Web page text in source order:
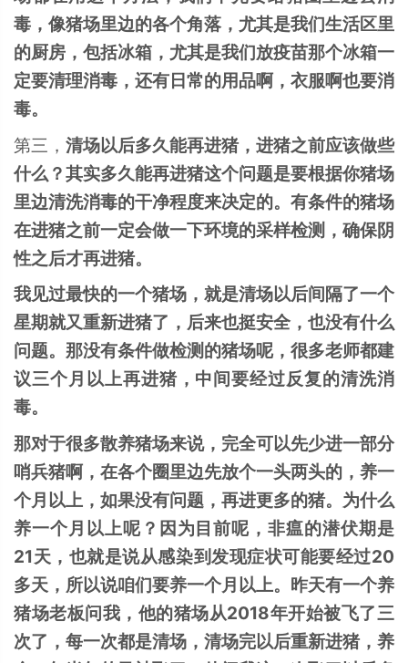
毒，像猪场里边的各个角落，尤其是我们生活区里
的厨房，包括冰箱，尤其是我们放疫苗那个冰箱一
定要清理消毒，还有日常的用品啊，衣服啊也要消
毒。
第三， 清场以后多久能再进猪，进猪之前应该做些
什么？其实多久能再进猪这个问题是要根据你猪场
里边清洗消毒的干净程度来决定的。有条件的猪场
在进猪之前一定会做一下环境的采样检测，确保阴
性之后才再进猪。
我见过最快的一个猪场，就是清场以后间隔了一个
星期就又重新进猪了，后来也挺安全，也没有什么
问题。那没有条件做检测的猪场呢，很多老师都建
议三个月以上再进猪，中间要经过反复的清洗消
毒。
那对于很多散养猪场来说，完全可以先少进一部分
哨兵猪啊，在各个圈里边先放个一头两头的，养一
个月以上，如果没有问题，再进更多的猪。为什么
养一个月以上呢？因为目前呢，非瘟的潜伏期是
21天，也就是说从感染到发现症状可能要经过20
多天，所以说咱们要养一个月以上。昨天有一个养
猪场老板问我，他的猪场从2018年开始被飞了三
次了，每一次都是清场，清场完以后重新进猪，养